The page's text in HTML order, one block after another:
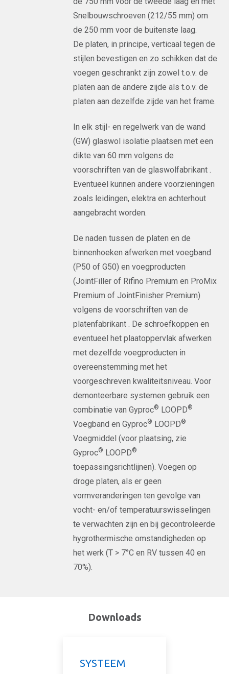
Snelbouwschroeven (212/55 mm) om
de 250 mm voor de buitenste laag.
De platen, in principe, verticaal tegen de
stijlen bevestigen en zo schikken dat de
voegen geschrankt zijn zowel t.o.v. de
platen aan de andere zijde als t.o.v. de
platen aan dezelfde zijde van het frame.
In elk stijl- en regelwerk van de wand
(GW) glaswol isolatie plaatsen met een
dikte van 60 mm volgens de
voorschriften van de glaswolfabrikant .
Eventueel kunnen andere voorzieningen
zoals leidingen, elektra en achterhout
aangebracht worden.
De naden tussen de platen en de
binnenhoeken afwerken met voegband
(P50 of G50) en voegproducten
(JointFiller of Rifino Premium en ProMix
Premium of JointFinisher Premium)
volgens de voorschriften van de
platenfabrikant . De schroefkoppen en
eventueel het plaatoppervlak afwerken
met dezelfde voegproducten in
overeenstemming met het
voorgeschreven kwaliteitsniveau. Voor
demonteerbare systemen gebruik een
combinatie van Gyproc® LOOPD®
Voegband en Gyproc® LOOPD®
Voegmiddel (voor plaatsing, zie
Gyproc® LOOPD®
toepassingsrichtlijnen). Voegen op
droge platen, als er geen
vormveranderingen ten gevolge van
vocht- en/of temperatuurswisselingen
te verwachten zijn en bij gecontroleerde
hygrothermische omstandigheden op
het werk (T > 7°C en RV tussen 40 en
70%).
Downloads
SYSTEEM